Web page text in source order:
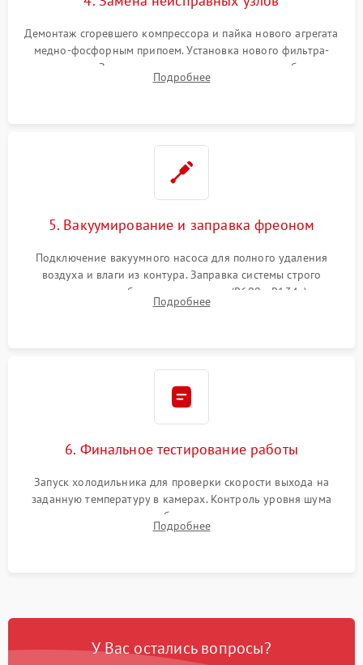
Демонтаж сгоревшего компрессора и пайка нового агрегата
медно-фосфорным припоем. Установка нового фильтра-
осушителя. Замена изношенных вентиляторов обдува,
сломанных заслонок или поврежденных дверных петель.
Подробнее
5. Вакуумирование и заправка фреоном
Подключение вакуумного насоса для полного удаления
воздуха и влаги из контура. Заправка системы строго
дозированным объемом хладагента (R600a, R134a) по
электронным весам. Контроль рабочего давления в системе.
Подробнее
6. Финальное тестирование работы
Запуск холодильника для проверки скорости выхода на
заданную температуру в камерах. Контроль уровня шума
компрессора, отсутствия обмерзания стенок и корректного
срабатывания системы автоматической оттайки.
Подробнее
У Вас остались вопросы?